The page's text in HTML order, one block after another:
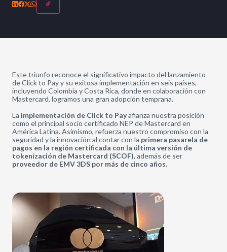
Este triunfo reconoce el significativo impacto del lanzamiento
de Click to Pay y su exitosa implementación en seis países,
incluyendo Colombia y Costa Rica, donde en colaboración con
Mastercard, logramos una gran adopción temprana.
La implementación de Click to Payafianza nuestra posición
como el principal socio certificado NEP de Mastercard en
América Latina. Asimismo, refuerza nuestro compromiso con la
seguridad y la innovación al contar con la primera pasarela de
pagos en la región certificada con la última versión de
tokenización de Mastercard (SCOF), además de ser
proveedor de EMV 3DS por más de cinco años.